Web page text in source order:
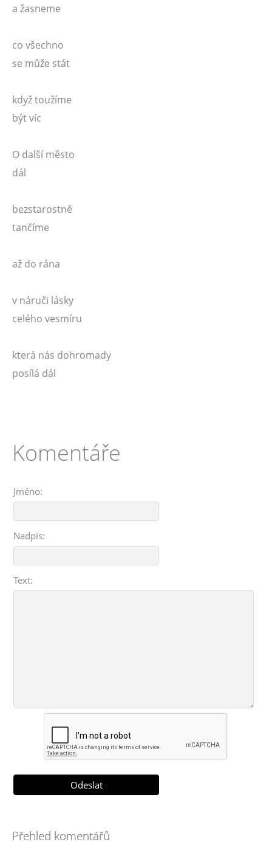
a žasneme
co všechno
se může stát
když toužíme
být víc
O další město
dál
bezstarostně
tančíme
až do rána
v náruči lásky
celého vesmíru
která nás dohromady
posílá dál
Komentáře
Jméno:
Nadpis:
Text:
Přehled komentářů